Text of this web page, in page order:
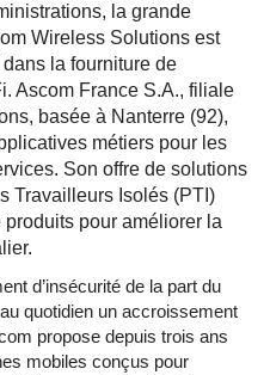
la grande
Wireless Solutions est
la fourniture de
Ascom France S.A., filiale
basée à Nanterre (92),
métiers pour les
Son offre de solutions
Travailleurs Isolés (PTI)
pour améliorer la
d’insécurité de la part du
quotidien un accroissement
propose depuis trois ans
mobiles conçus pour